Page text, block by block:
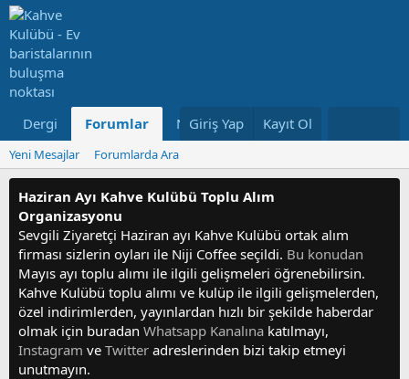
Dergi Forumlar Neler Yeni Kullanıcılar
Giriş Yap Kayıt Ol
Yeni Mesajlar Forumlarda Ara
Haziran Ayı Kahve Kulübü Toplu Alım
Organizasyonu
Sevgili Ziyaretçi Haziran ayı Kahve Kulübü ortak alım
firması sizlerin oyları ile Niji Coffee seçildi. Bu konudan
Mayıs ayı toplu alımı ile ilgili gelişmeleri öğrenebilirsin.
Kahve Kulübü toplu alımı ve kulüp ile ilgili gelişmelerden,
özel indirimlerden, yayınlardan hızlı bir şekilde haberdar
olmak için buradan Whatsapp Kanalına katılmayı,
Instagram ve Twitter adreslerinden bizi takip etmeyi
unutmayın.